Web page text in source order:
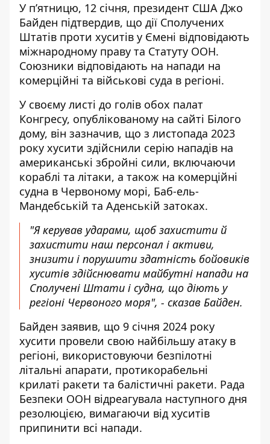
У п’ятницю, 12 січня, президент США Джо
Байден підтвердив, що дії Сполучених
Штатів проти хуситів у Ємені відповідають
міжнародному праву та Статуту ООН.
Союзники відповідають на напади на
комерційні та військові суда в регіоні.
У своєму листі до голів обох палат
Конгресу, опублікованому на сайті Білого
дому, він зазначив, що з листопада 2023
року хусити здійснили серію нападів на
американські збройні сили, включаючи
кораблі та літаки, а також на комерційні
судна в Червоному морі, Баб-ель-
Мандебській та Аденській затоках.
"Я керував ударами, щоб захистити й
захистити наш персонал і активи,
знизити і порушити здатність бойовиків
хуситів здійснювати майбутні напади на
Сполучені Штати і судна, що діють у
регіоні Червоного моря", - сказав Байден.
Байден заявив, що 9 січня 2024 року
хусити провели свою найбільшу атаку в
регіоні, використовуючи безпілотні
літальні апарати, протикорабельні
крилаті ракети та балістичні ракети. Рада
Безпеки ООН відреагувала наступного дня
резолюцією, вимагаючи від хуситів
припинити всі напади.